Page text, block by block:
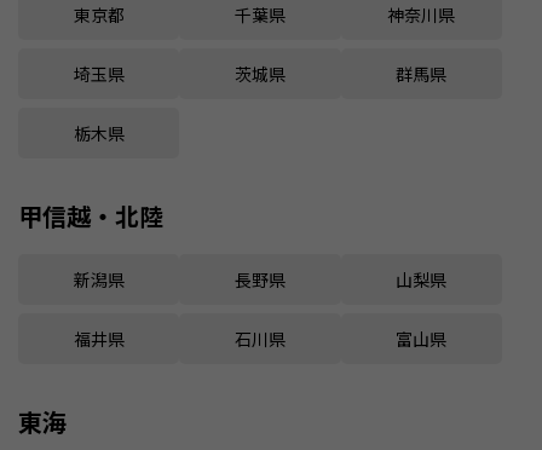
東京都 千葉県 神奈川県
埼玉県 茨城県 群馬県
栃木県
甲信越・北陸
新潟県 長野県 山梨県
福井県 石川県 富山県
東海